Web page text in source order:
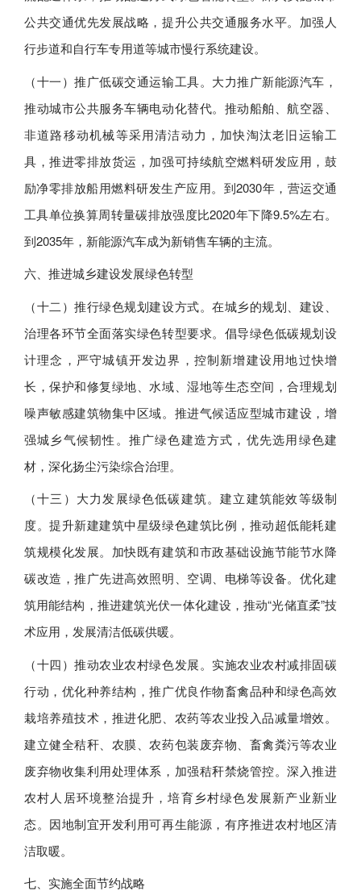
公共交通优先发展战略，提升公共交通服务水平。加强人
行步道和自行车专用道等城市慢行系统建设。
（十一）推广低碳交通运输工具。大力推广新能源汽车，
推动城市公共服务车辆电动化替代。推动船舶、航空器、
非道路移动机械等采用清洁动力，加快淘汰老旧运输工
具，推进零排放货运，加强可持续航空燃料研发应用，鼓
励净零排放船用燃料研发生产应用。到2030年，营运交通
工具单位换算周转量碳排放强度比2020年下降9.5%左右。
到2035年，新能源汽车成为新销售车辆的主流。
六、推进城乡建设发展绿色转型
（十二）推行绿色规划建设方式。在城乡的规划、建设、
治理各环节全面落实绿色转型要求。倡导绿色低碳规划设
计理念，严守城镇开发边界，控制新增建设用地过快增
长，保护和修复绿地、水域、湿地等生态空间，合理规划
噪声敏感建筑物集中区域。推进气候适应型城市建设，增
强城乡气候韧性。推广绿色建造方式，优先选用绿色建
材，深化扬尘污染综合治理。
（十三）大力发展绿色低碳建筑。建立建筑能效等级制
度。提升新建建筑中星级绿色建筑比例，推动超低能耗建
筑规模化发展。加快既有建筑和市政基础设施节能节水降
碳改造，推广先进高效照明、空调、电梯等设备。优化建
筑用能结构，推进建筑光伏一体化建设，推动“光储直柔”技
术应用，发展清洁低碳供暖。
（十四）推动农业农村绿色发展。实施农业农村减排固碳
行动，优化种养结构，推广优良作物畜禽品种和绿色高效
栽培养殖技术，推进化肥、农药等农业投入品减量增效。
建立健全秸秆、农膜、农药包装废弃物、畜禽粪污等农业
废弃物收集利用处理体系，加强秸秆禁烧管控。深入推进
农村人居环境整治提升，培育乡村绿色发展新产业新业
态。因地制宜开发利用可再生能源，有序推进农村地区清
洁取暖。
七、实施全面节约战略